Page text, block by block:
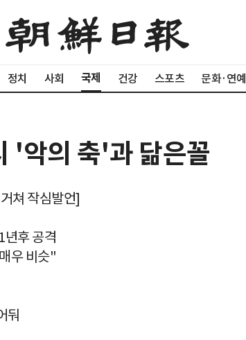
정치 사회 국제 건강 스포츠 문화·연예
'악의 축'과 닮은꼴
쳐 작심발언]
후 공격
우 비슷"
둬